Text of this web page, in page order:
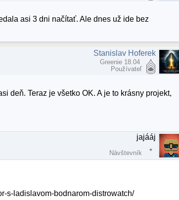
asi 3 dni načítať. Ale dnes už ide bez
Stanislav Hoferek
Greenie 18.04
Používateľ
deň. Teraz je všetko OK. A je to krásny projekt,
jajááj
Návštevník
s-ladislavom-bodnarom-distrowatch/